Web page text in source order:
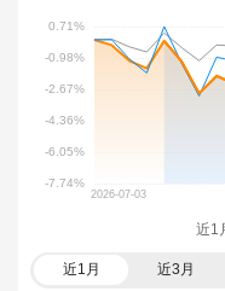
近1
近1月 近3月